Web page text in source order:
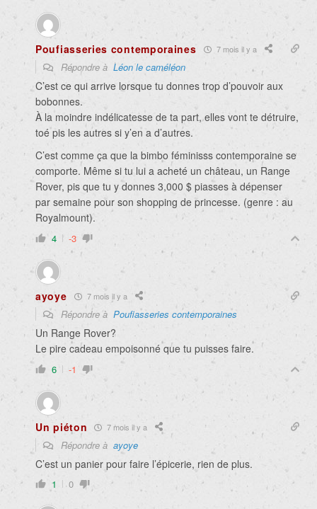
Poufiasseries contemporaines 7 mois il y a
Répondre à Léon le caméléon
C’est ce qui arrive lorsque tu donnes trop d’pouvoir aux
bobonnes.
À la moindre indélicatesse de ta part, elles vont te détruire,
toé pis les autres si y’en a d’autres.
C’est comme ça que la bimbo féminisss contemporaine se
comporte. Même si tu lui a acheté un château, un Range
Rover, pis que tu y donnes 3,000 $ piasses à dépenser
par semaine pour son shopping de princesse. (genre : au
Royalmount).
4 -3
ayoye 7 mois il y a
Répondre à Poufiasseries contemporaines
Un Range Rover?
Le pire cadeau empoisonné que tu puisses faire.
6 -1
Un piéton 7 mois il y a
Répondre à ayoye
C’est un panier pour faire l’épicerie, rien de plus.
1 0